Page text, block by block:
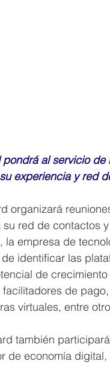
al servicio
experiencia y red
organizará
red de contactos
empresa de
identificar las
de
de
virtuales, entre
también
de economía